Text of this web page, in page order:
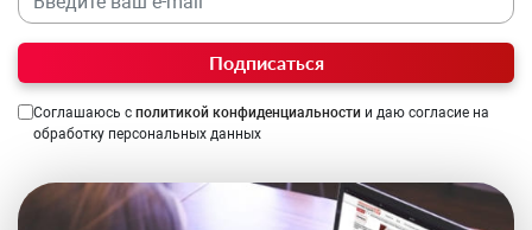
Подписаться
Соглашаюсь с политикой конфиденциальности и даю согласие на
обработку персональных данных